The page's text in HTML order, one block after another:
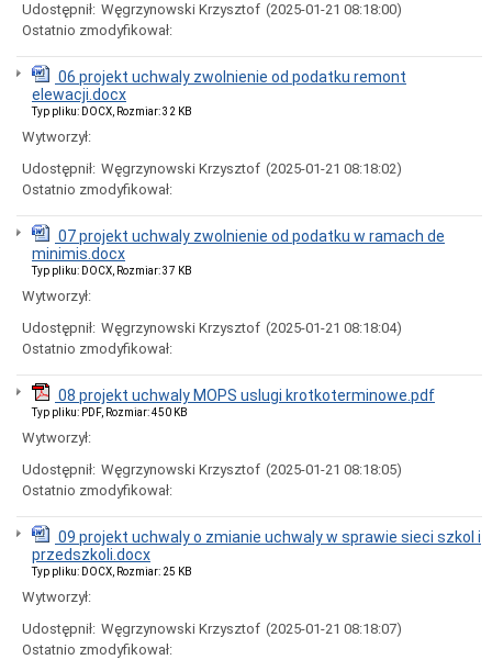
wykazy
głosowań
Harmonogram
prac
Rady
Miejskiej
Miejska
2018-
Rada
Miejska
2014-
2018
Rada
Miasta
Rada
Miejska
2010-
Miejska
2006-
Urząd
Miasta
Nadawanie
numeru
PESEL
obywatelom
UKRAINY
Udostępnił: Węgrzynowski Krzysztof (2025-01-21 08:18:00)
Ostatnio zmodyfikował:
06 projekt uchwaly zwolnienie od podatku remont
elewacji.docx
Typ pliku: DOCX, Rozmiar: 32 KB
Wytworzył:
Udostępnił: Węgrzynowski Krzysztof (2025-01-21 08:18:02)
Ostatnio zmodyfikował:
07 projekt uchwaly zwolnienie od podatku w ramach de
minimis.docx
Typ pliku: DOCX, Rozmiar: 37 KB
Wytworzył:
Udostępnił: Węgrzynowski Krzysztof (2025-01-21 08:18:04)
Ostatnio zmodyfikował:
08 projekt uchwaly MOPS uslugi krotkoterminowe.pdf
Typ pliku: PDF, Rozmiar: 450 KB
Wytworzył:
Udostępnił: Węgrzynowski Krzysztof (2025-01-21 08:18:05)
Ostatnio zmodyfikował:
09 projekt uchwaly o zmianie uchwaly w sprawie sieci szkol i
przedszkoli.docx
Typ pliku: DOCX, Rozmiar: 25 KB
Wytworzył:
Udostępnił: Węgrzynowski Krzysztof (2025-01-21 08:18:07)
Ostatnio zmodyfikował: